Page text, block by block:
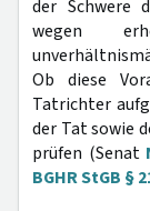
der Schwere
wegen
Ob diese
Tatrichter
der Tat sowie
prüfen (Senat
BGHR StGB §